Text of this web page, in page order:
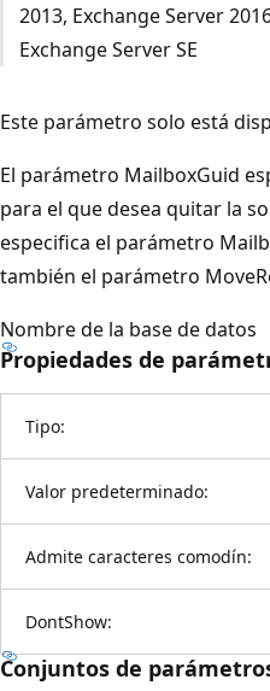
2013, Exchange Server
Exchange Server SE
Este parámetro solo está
El parámetro MailboxGuid
para el que desea quitar la
especifica el parámetro
también el parámetro
Nombre de la base de datos
Propiedades de
Tipo:
Valor predeterminado:
Admite caracteres comodín:
DontShow:
Conjuntos de